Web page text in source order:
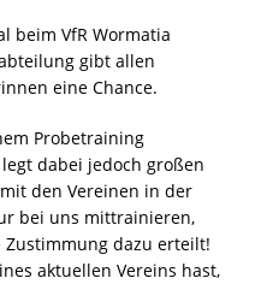
beim VfR Wormatia
gibt allen
eine Chance.
Probetraining
dabei jedoch großen
den Vereinen in der
bei uns mittrainieren,
dazu erteilt!
aktuellen Vereins hast,